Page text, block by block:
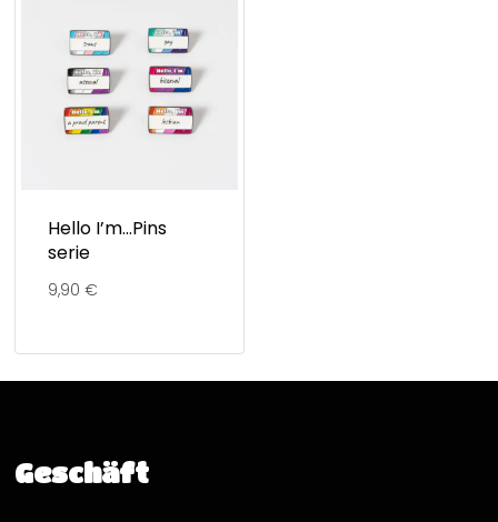
Hello I’m…Pins
serie
9,90 €
Geschäft